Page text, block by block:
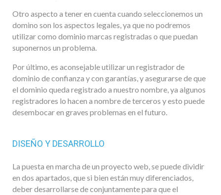
Otro aspecto a tener en cuenta cuando seleccionemos un
domino son los aspectos legales, ya que no podremos
utilizar como dominio marcas registradas o que puedan
suponernos un problema.
Por último, es aconsejable utilizar un registrador de
dominio de confianza y con garantías, y asegurarse de que
el dominio queda registrado a nuestro nombre, ya algunos
registradores lo hacen a nombre de terceros y esto puede
desembocar en graves problemas en el futuro.
DISEÑO Y DESARROLLO
La puesta en marcha de un proyecto web, se puede dividir
en dos apartados, que si bien están muy diferenciados,
deber desarrollarse de conjuntamente para que el